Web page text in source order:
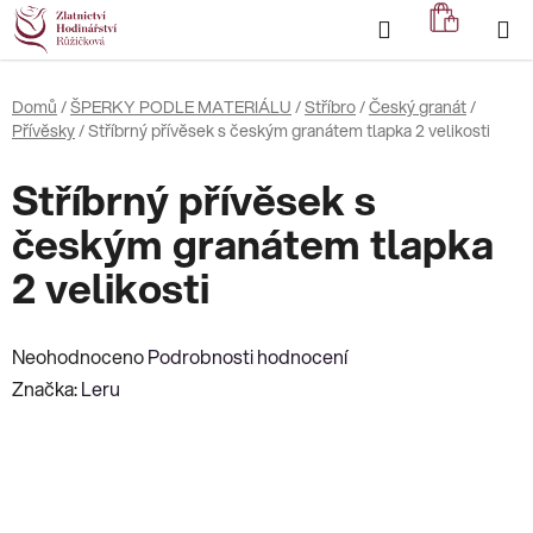
Přejít
na
obsah
Hledat
KOŠÍK
Domů /ŠPERKY PODLE MATERIÁLU /Stříbro/Český granát/
Přívěsky/Stříbrný přívěsek s českým granátem tlapka 2 velikosti
Stříbrný přívěsek s
českým granátem tlapka
2 velikosti
Průměrné
hodnocení
NeohodnocenoPodrobnosti hodnocení
Značka:Leru